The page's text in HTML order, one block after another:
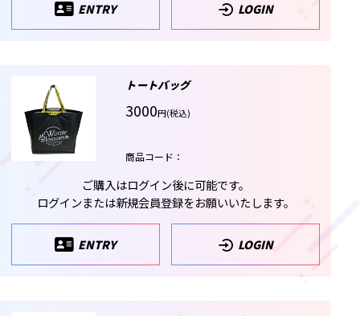
ENTRY LOGIN
トートバッグ
3000円(税込)
商品コード：
ご購入はログイン後に可能です。
ログインまたは新規会員登録をお願いいたします。
ENTRY LOGIN